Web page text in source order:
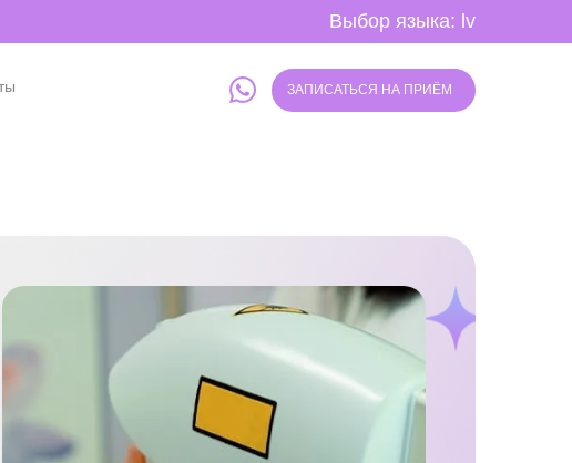
Выбор языка: lv
ЗАПИСАТЬСЯ НА ПРИЁМ